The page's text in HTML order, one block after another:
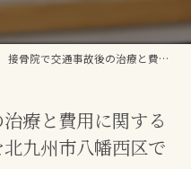
接骨院で交通事故後の治療と費用に関する正しい知識と活用法を北九州市八幡西区で解説
療と費用に関する
九州市八幡西区で